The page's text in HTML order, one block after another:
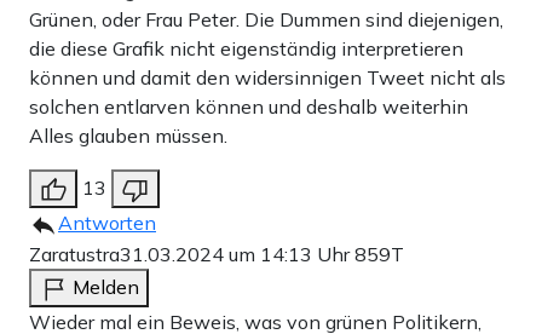
Grünen, oder Frau Peter. Die Dummen sind diejenigen,
die diese Grafik nicht eigenständig interpretieren
können und damit den widersinnigen Tweet nicht als
solchen entlarven können und deshalb weiterhin
Alles glauben müssen.
13
Antworten
Zaratustra31.03.2024 um 14:13 Uhr859T
Melden
Wieder mal ein Beweis, was von grünen Politikern,